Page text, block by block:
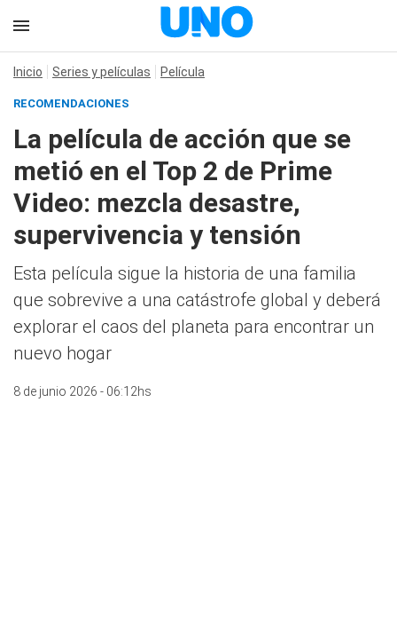
Inicio Series y películas Película
RECOMENDACIONES
La película de acción que se
metió en el Top 2 de Prime
Video: mezcla desastre,
supervivencia y tensión
Esta película sigue la historia de una familia
que sobrevive a una catástrofe global y deberá
explorar el caos del planeta para encontrar un
nuevo hogar
8 de junio 2026 - 06:12hs